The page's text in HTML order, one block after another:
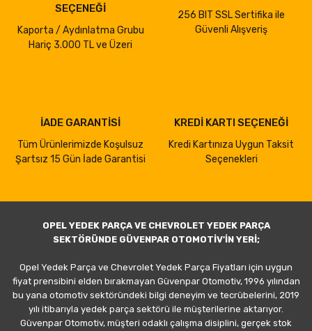
SEÇENEĞİ
Kaporta / Aydınlatma Grubu
Hariç 3.000 TL ve Üzeri
256 BIT SSL Sertifika ile
Güvenli Alışveriş
İADE GARANTİSİ
Tüm Ürünlerimizde Koşulsuz
Şartsız 15 Gün İade Garantisi
KREDİ KARTI SEÇENEĞİ
Kredi Kartınıza Uygun Taksit
Seçenekleri
OPEL YEDEK PARÇA VE CHEVROLET YEDEK PARÇA
SEKTÖRÜNDE GÜVENPAR OTOMOTİV'İN YERİ;
Opel Yedek Parça ve Chevrolet Yedek Parça Fiyatları için uygun
fiyat prensibini elden bırakmayan Güvenpar Otomotiv, 1996 yılından
bu yana otomotiv sektöründeki bilgi deneyim ve tecrübelerini, 2019
yılı itibarıyla yedek parça sektörü ile müşterilerine aktarıyor.
Güvenpar Otomotiv, müşteri odaklı çalışma disiplini, gerçek stok